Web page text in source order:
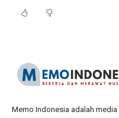
Memo Indonesia adalah